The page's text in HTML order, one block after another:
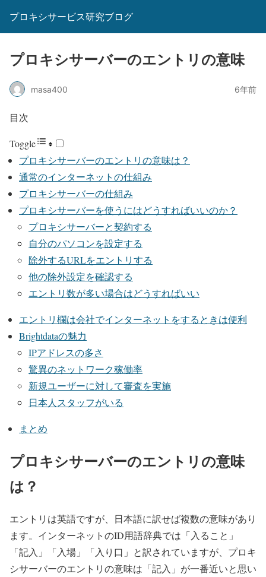
プロキシサービス研究ブログ
プロキシサーバーのエントリの意味
masa400 6年前
目次
Toggle
プロキシサーバーのエントリの意味は？
通常のインターネットの仕組み
プロキシサーバーの仕組み
プロキシサーバーを使うにはどうすればいいのか？
プロキシサーバーと契約する
自分のパソコンを設定する
除外するURLをエントリする
他の除外設定を確認する
エントリ数が多い場合はどうすればいい
エントリ欄は会社でインターネットをするときは便利
Brightdataの魅力
IPアドレスの多さ
驚異のネットワーク稼働率
新規ユーザーに対して審査を実施
日本人スタッフがいる
まとめ
プロキシサーバーのエントリの意味
は？
エントリは英語ですが、日本語に訳せば複数の意味があり
ます。インターネットのID用語辞典では「入ること」
「記入」「入場」「入り口」と訳されていますが、プロキ
シサーバーのエントリの意味は「記入」が一番近いと思い